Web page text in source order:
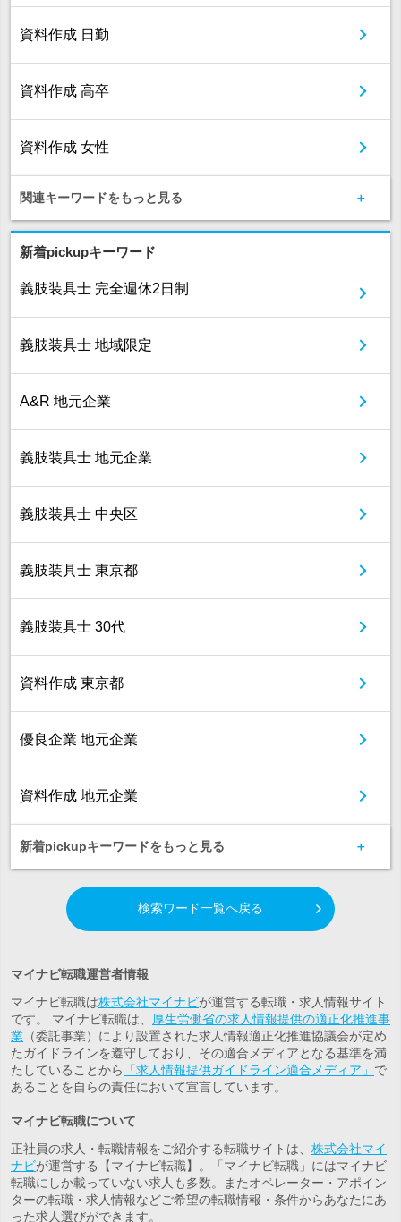
資料作成 日勤
資料作成 高卒
資料作成 女性
関連キーワードをもっと見る
新着pickupキーワード
義肢装具士 完全週休2日制
義肢装具士 地域限定
A&R 地元企業
義肢装具士 地元企業
義肢装具士 中央区
義肢装具士 東京都
義肢装具士 30代
資料作成 東京都
優良企業 地元企業
資料作成 地元企業
新着pickupキーワードをもっと見る
検索ワード一覧へ戻る
マイナビ転職運営者情報
マイナビ転職は株式会社マイナビが運営する転職・求人情報サイト
です。 マイナビ転職は、
厚生労働省の求人情報提供の適正化推進事
業 （委託事業）により設置された求人情報適正化推進協議会が定め
たガイドラインを遵守しており、その適合メディアとなる基準を満
たしていることから
「求人情報提供ガイドライン適合メディア」 で
あることを自らの責任において宣言しています。
マイナビ転職について
正社員の求人・転職情報をご紹介する転職サイトは、 株式会社マイ
ナビが運営する【マイナビ転職】。「マイナビ転職」にはマイナビ
転職にしか載っていない求人も多数。またオペレーター・アポイン
ターの転職・求人情報などご希望の転職情報・条件からあなたにあ
った求人選びができます。